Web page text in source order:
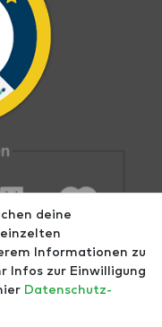
deine
Informationen zu
Infos zur Einwilligung
Daten­schutz­